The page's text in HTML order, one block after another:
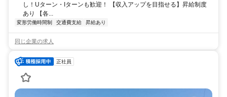
し！Uターン・Iターンも歓迎！ 【収入アップを目指せる】昇給制度
あり 【各...
変形労働時間制 交通費支給 昇給あり
同じ企業の求人
正社員